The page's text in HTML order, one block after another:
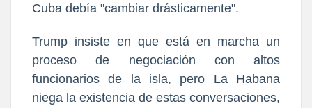
Cuba debía "cambiar drásticamente".
Trump insiste en que está en marcha un
proceso de negociación con altos
funcionarios de la isla, pero La Habana
niega la existencia de estas conversaciones,